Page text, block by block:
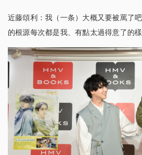
近藤頌利：我（一条）大概又要被罵了
的根源每次都是我、有點太過得意了的